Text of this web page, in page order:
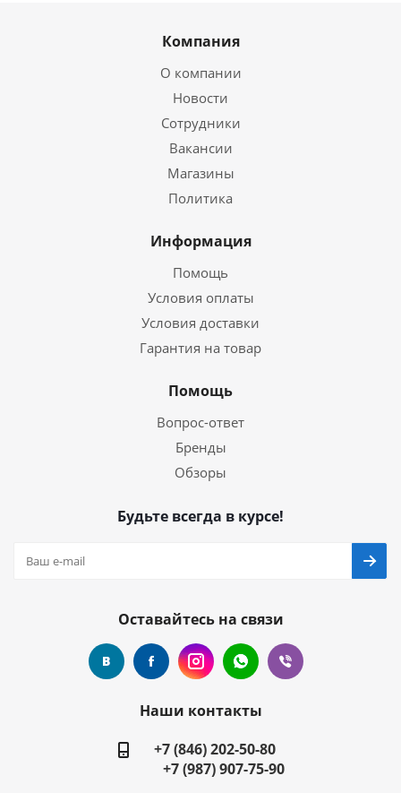
Компания
О компании
Новости
Сотрудники
Вакансии
Магазины
Политика
Информация
Помощь
Условия оплаты
Условия доставки
Гарантия на товар
Помощь
Вопрос-ответ
Бренды
Обзоры
Будьте всегда в курсе!
Оставайтесь на связи
Наши контакты
+7 (846) 202-50-80
+7 (987) 907-75-90